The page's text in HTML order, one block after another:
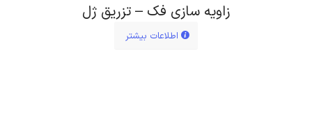
زاویه سازی فک – تزریق ژل
اطلاعات بیشتر